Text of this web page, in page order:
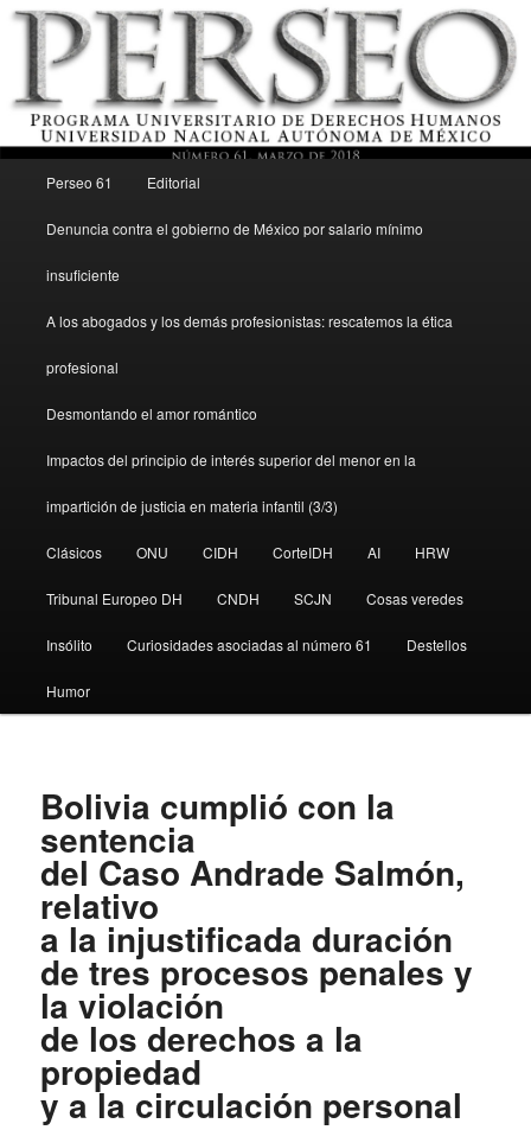
Perseo – PUDH UNAM
Ir al contenido secundario
Perseo 61 Editorial
Denuncia contra el gobierno de México por salario mínimo
insuficiente
A los abogados y los demás profesionistas: rescatemos la ética
profesional
Desmontando el amor romántico
Impactos del principio de interés superior del menor en la
impartición de justicia en materia infantil (3/3)
Clásicos ONU CIDH CorteIDH AI HRW
Tribunal Europeo DH CNDH SCJN Cosas veredes
Insólito Curiosidades asociadas al número 61 Destellos
Humor
Bolivia cumplió con la
sentencia
del Caso Andrade Salmón,
relativo
a la injustificada duración
de tres procesos penales y
la violación
de los derechos a la
propiedad
y a la circulación personal